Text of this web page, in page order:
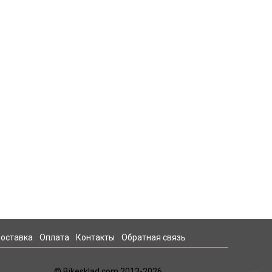
Оплата Контакты Обратная связь